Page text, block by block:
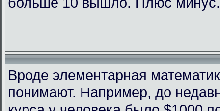
Вроде элементарная
понимают. Например, до